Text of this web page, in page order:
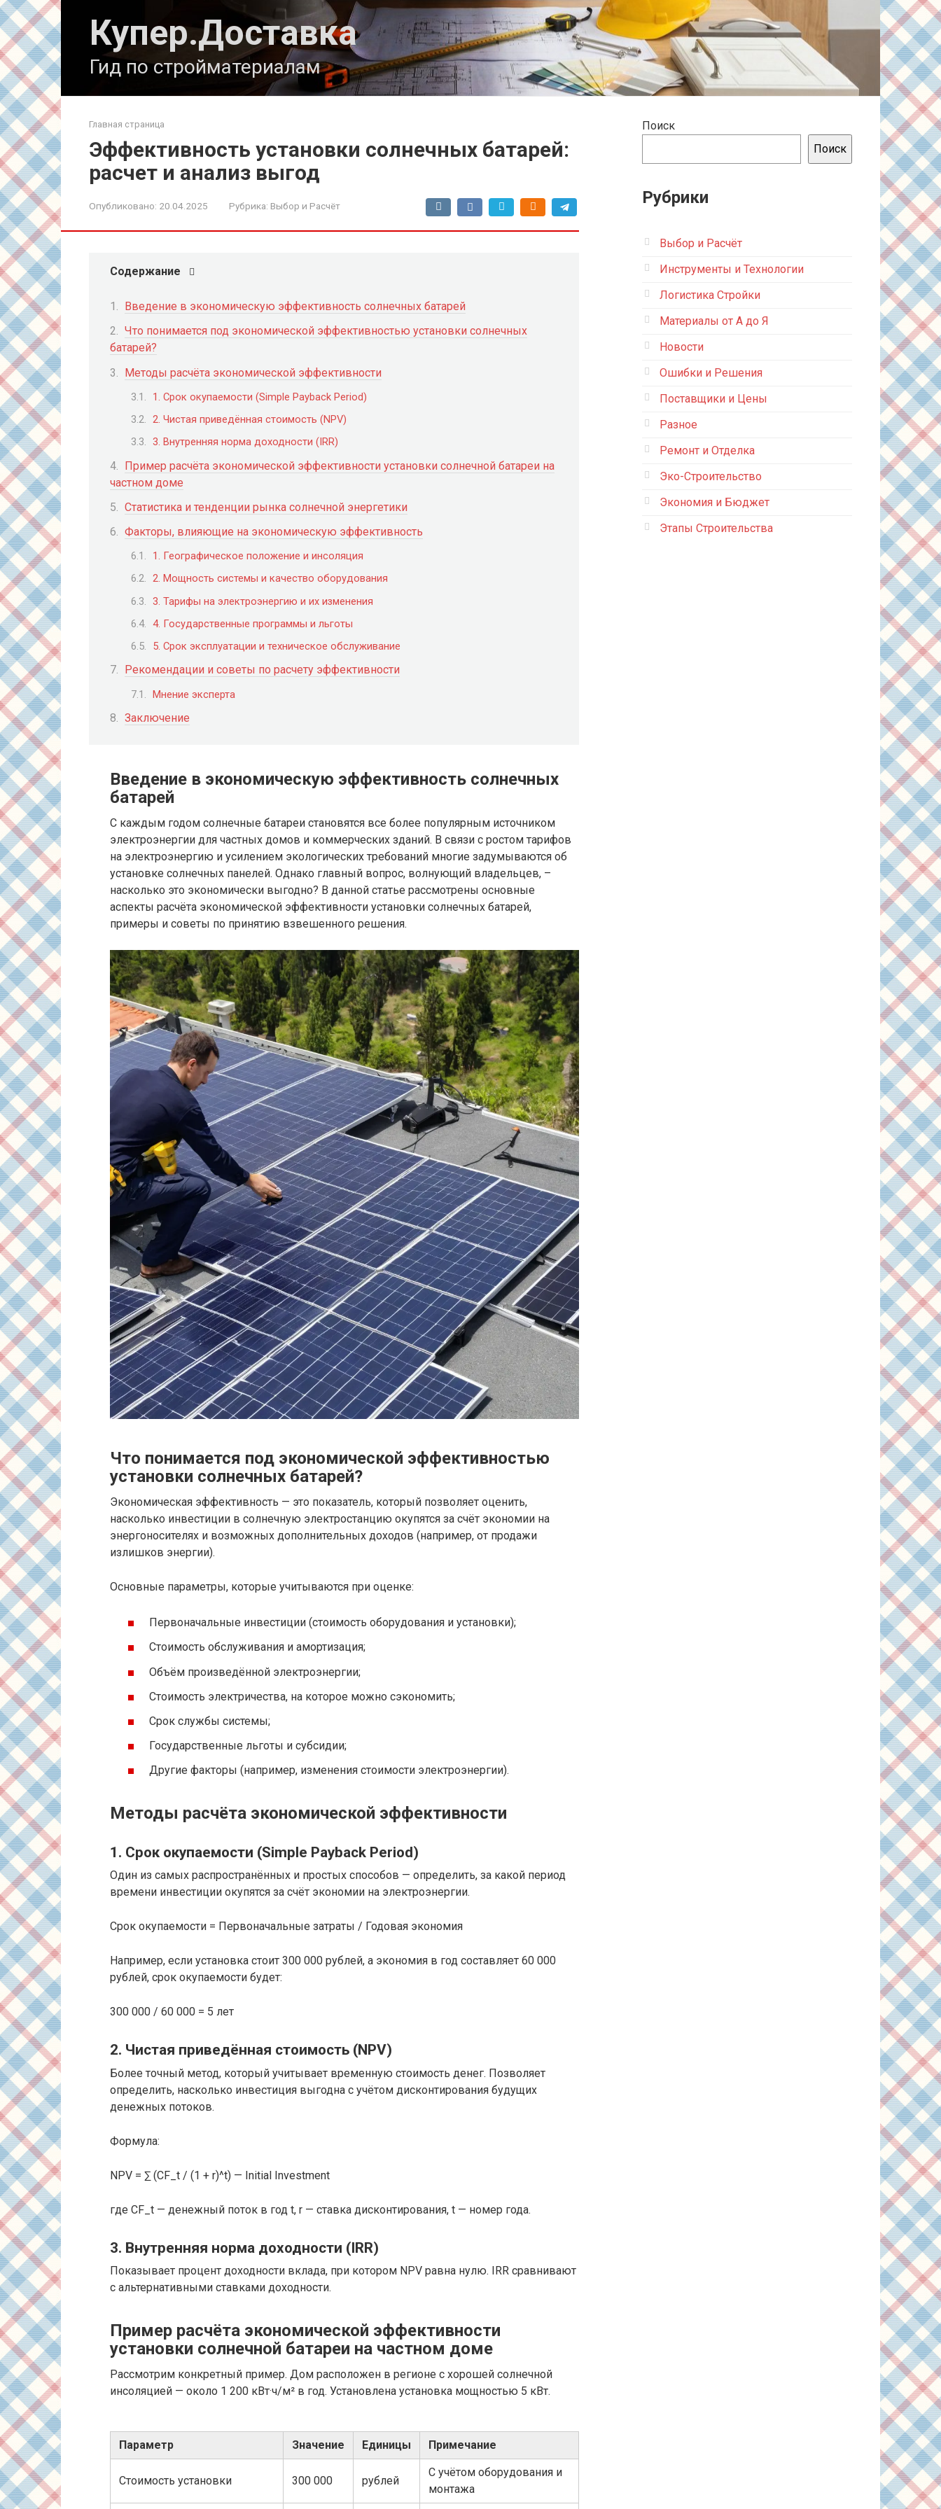
Перейти
к
контенту
Купер.Доставка
Гид по стройматериалам
Главная страница
Эффективность установки солнечных батарей:
расчет и анализ выгод
Опубликовано: 20.04.2025 Рубрика: Выбор и Расчёт
Содержание
Введение в экономическую эффективность солнечных батарей
Что понимается под экономической эффективностью установки солнечных
батарей?
Методы расчёта экономической эффективности
1. Срок окупаемости (Simple Payback Period)
2. Чистая приведённая стоимость (NPV)
3. Внутренняя норма доходности (IRR)
Пример расчёта экономической эффективности установки солнечной батареи на
частном доме
Статистика и тенденции рынка солнечной энергетики
Факторы, влияющие на экономическую эффективность
1. Географическое положение и инсоляция
2. Мощность системы и качество оборудования
3. Тарифы на электроэнергию и их изменения
4. Государственные программы и льготы
5. Срок эксплуатации и техническое обслуживание
Рекомендации и советы по расчету эффективности
Мнение эксперта
Заключение
Введение в экономическую эффективность солнечных
батарей
С каждым годом солнечные батареи становятся все более популярным источником
электроэнергии для частных домов и коммерческих зданий. В связи с ростом тарифов
на электроэнергию и усилением экологических требований многие задумываются об
установке солнечных панелей. Однако главный вопрос, волнующий владельцев, –
насколько это экономически выгодно? В данной статье рассмотрены основные
аспекты расчёта экономической эффективности установки солнечных батарей,
примеры и советы по принятию взвешенного решения.
Что понимается под экономической эффективностью
установки солнечных батарей?
Экономическая эффективность — это показатель, который позволяет оценить,
насколько инвестиции в солнечную электростанцию окупятся за счёт экономии на
энергоносителях и возможных дополнительных доходов (например, от продажи
излишков энергии).
Основные параметры, которые учитываются при оценке:
Первоначальные инвестиции (стоимость оборудования и установки);
Стоимость обслуживания и амортизация;
Объём произведённой электроэнергии;
Стоимость электричества, на которое можно сэкономить;
Срок службы системы;
Государственные льготы и субсидии;
Другие факторы (например, изменения стоимости электроэнергии).
Методы расчёта экономической эффективности
1. Срок окупаемости (Simple Payback Period)
Один из самых распространённых и простых способов — определить, за какой период
времени инвестиции окупятся за счёт экономии на электроэнергии.
Срок окупаемости = Первоначальные затраты / Годовая экономия
Например, если установка стоит 300 000 рублей, а экономия в год составляет 60 000
рублей, срок окупаемости будет:
300 000 / 60 000 = 5 лет
2. Чистая приведённая стоимость (NPV)
Более точный метод, который учитывает временную стоимость денег. Позволяет
определить, насколько инвестиция выгодна с учётом дисконтирования будущих
денежных потоков.
Формула:
NPV = ∑ (CF_t / (1 + r)^t) — Initial Investment
где CF_t — денежный поток в год t, r — ставка дисконтирования, t — номер года.
3. Внутренняя норма доходности (IRR)
Показывает процент доходности вклада, при котором NPV равна нулю. IRR сравнивают
с альтернативными ставками доходности.
Пример расчёта экономической эффективности
установки солнечной батареи на частном доме
Рассмотрим конкретный пример. Дом расположен в регионе с хорошей солнечной
инсоляцией — около 1 200 кВт·ч/м² в год. Установлена установка мощностью 5 кВт.
Параметр Значение Единицы Примечание
Стоимость установки 300 000 рублей
С учётом оборудования и
монтажа
Поиск
Поиск
Рубрики
Выбор и Расчёт
Инструменты и Технологии
Логистика Стройки
Материалы от А до Я
Новости
Ошибки и Решения
Поставщики и Цены
Разное
Ремонт и Отделка
Эко-Строительство
Экономия и Бюджет
Этапы Строительства